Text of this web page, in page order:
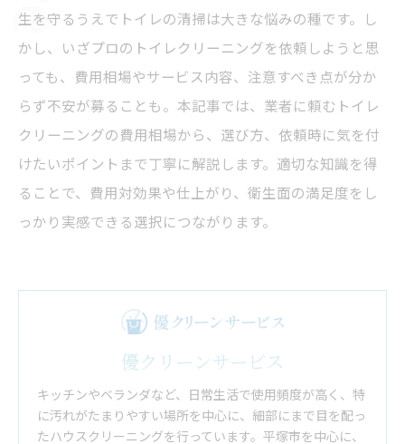
生を守るうえでトイレの清掃は大きな悩みの種です。し
かし、いざプロのトイレクリーニングを依頼しようと思
っても、費用相場やサービス内容、注意すべき点が分か
らず不安が募ることも。本記事では、業者に頼むトイレ
クリーニングの費用相場から、選び方、依頼時に気を付
けたいポイントまで丁寧に解説します。適切な知識を得
ることで、費用対効果や仕上がり、衛生面の満足度をし
っかり実感できる選択につながります。
優クリーンサービス
キッチンやベランダなど、日常生活で使用頻度が高く、特
に汚れがたまりやすい場所を中心に、細部にまで目を配っ
たハウスクリーニングを行っています。平塚市を中心に、